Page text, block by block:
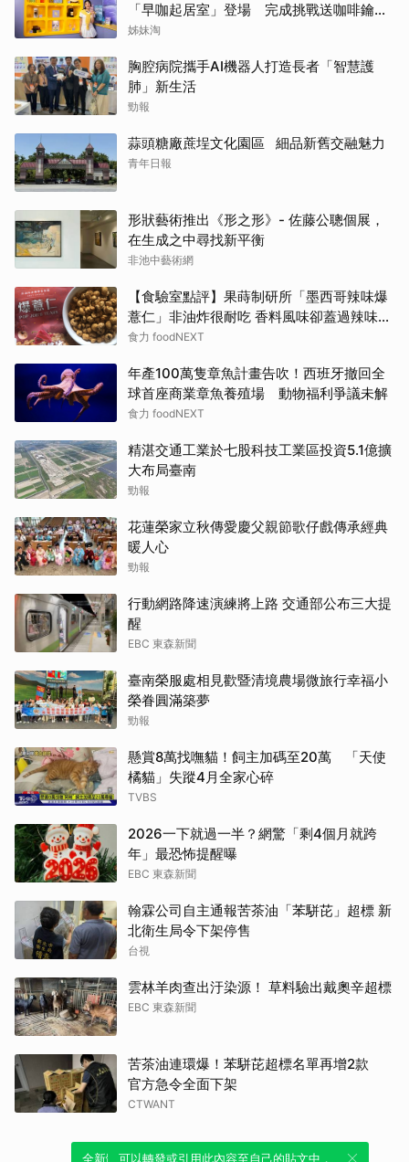
「早咖起居室」登場 完成挑戰送咖啡鑰匙
圈
姊妹淘
胸腔病院攜手AI機器人打造長者「智慧護
肺」新生活
勁報
蒜頭糖廠蔗埕文化園區 細品新舊交融魅力
青年日報
形狀藝術推出《形之形》- 佐藤公聰個展，
在生成之中尋找新平衡
非池中藝術網
【食驗室點評】果蒔制研所「墨西哥辣味爆
薏仁」非油炸很耐吃 香料風味卻蓋過辣味特
色
食力 foodNEXT
年產100萬隻章魚計畫告吹！西班牙撤回全
球首座商業章魚養殖場 動物福利爭議未解
食力 foodNEXT
精湛交通工業於七股科技工業區投資5.1億擴
大布局臺南
勁報
花蓮榮家立秋傳愛慶父親節歌仔戲傳承經典
暖人心
勁報
行動網路降速演練將上路 交通部公布三大提
醒
EBC 東森新聞
臺南榮服處相見歡暨清境農場微旅行幸福小
榮眷圓滿築夢
勁報
懸賞8萬找嘸貓！飼主加碼至20萬 「天使
橘貓」失蹤4月全家心碎
TVBS
2026一下就過一半？網驚「剩4個月就跨
年」最恐怖提醒曝
EBC 東森新聞
翰霖公司自主通報苦茶油「苯駢芘」超標 新
北衛生局令下架停售
台視
雲林羊肉查出汙染源！ 草料驗出戴奧辛超標
EBC 東森新聞
苦茶油連環爆！苯駢芘超標名單再增2款
官方急令全面下架
CTWANT
全新體驗！一鍵引用此內容，透過發布貼
可以轉發或引用此內容至自己的貼文中，